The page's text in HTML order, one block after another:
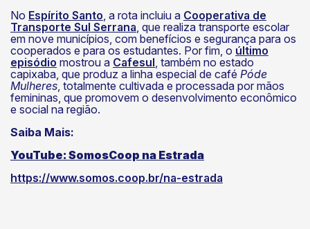
No Espírito Santo, a rota incluiu a Cooperativa de
Transporte Sul Serrana, que realiza transporte escolar
em nove municípios, com benefícios e segurança para os
cooperados e para os estudantes. Por fim, o último
episódio mostrou a Cafesul, também no estado
capixaba, que produz a linha especial de café Póde
Mulheres, totalmente cultivada e processada por mãos
femininas, que promovem o desenvolvimento econômico
e social na região.
Saiba Mais:
YouTube: SomosCoop na Estrada
https://www.somos.coop.br/na-estrada